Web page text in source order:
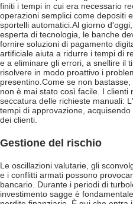
finiti i tempi in cui era necessario
operazioni semplici come depositi
sportelli automatici. Al giorno
esperta di tecnologia, le banche
fornire soluzioni di pagamento
artificiale aiuta a ridurre i tempi di
e a eliminare gli errori, a snellire il
risolvere in modo proattivo i
presentino. Come se non
non è mai stato così facile. I clienti
seccatura delle richieste manuali:
tempi di approvazione,
dei clienti.
Gestione del rischio
Le oscillazioni valutarie, gli
e i conflitti armati possono
bancario. Durante i periodi di
investimento sagge è